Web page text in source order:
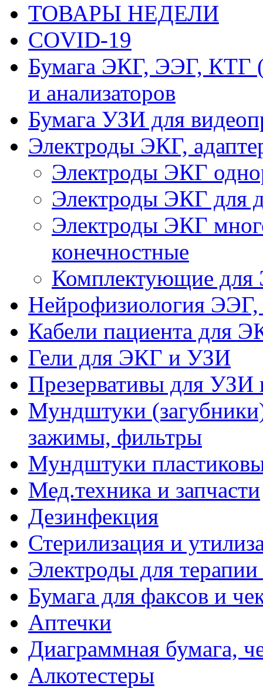
ТОВАРЫ НЕДЕЛИ
COVID-19
Бумага ЭКГ, ЭЭГ, КТГ
и анализаторов
Бумага УЗИ для
Электроды ЭКГ,
Электроды ЭКГ
Электроды ЭКГ для
Электроды ЭКГ
конечностные
Комплектующие
Нейрофизиология
Кабели пациента для
Гели для ЭКГ и УЗИ
Презервативы для УЗИ
Мундштуки
зажимы, фильтры
Мундштуки
Мед.техника и запчасти
Дезинфекция
Стерилизация и
Электроды для
Бумага для факсов и
Аптечки
Диаграммная бумага,
Алкотестеры